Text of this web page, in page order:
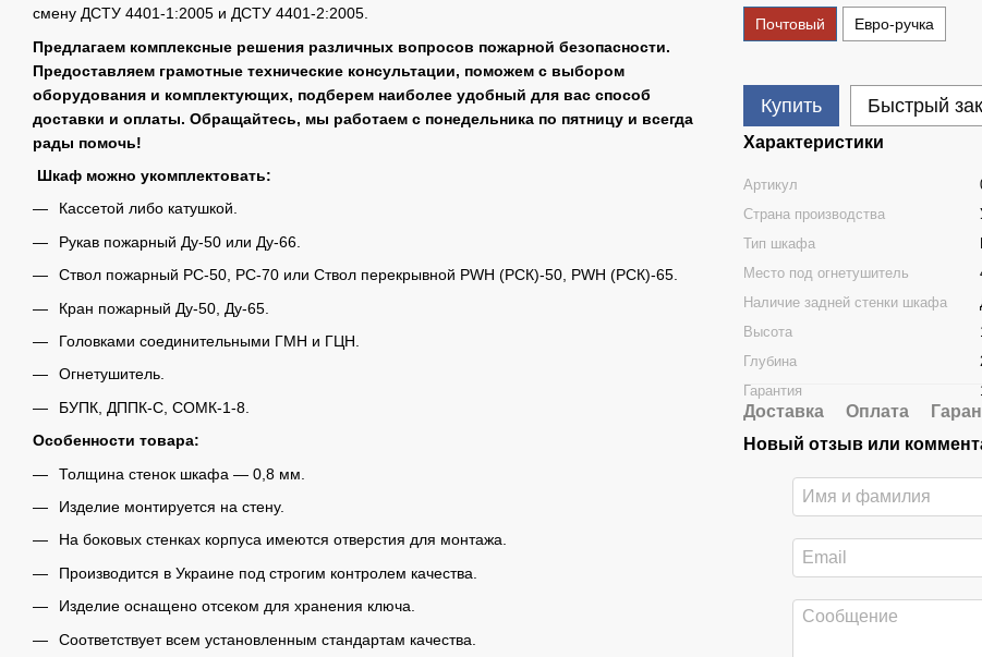
смену ДСТУ 4401-1:2005 и ДСТУ 4401-2:2005.
Предлагаем комплексные решения различных вопросов пожарной безопасности.
Предоставляем грамотные технические консультации, поможем с выбором
оборудования и комплектующих, подберем наиболее удобный для вас способ
доставки и оплаты. Обращайтесь, мы работаем с понедельника по пятницу и всегда
рады помочь!
Шкаф можно укомплектовать:
Кассетой либо катушкой.
Рукав пожарный Ду-50 или Ду-66.
Ствол пожарный РС-50, РС-70 или Ствол перекрывной PWH (РСК)-50, PWH (РСК)-65.
Кран пожарный Ду-50, Ду-65.
Головками соединительными ГМН и ГЦН.
Огнетушитель.
БУПК, ДППК-С, СОМК-1-8.
Особенности товара:
Толщина стенок шкафа ― 0,8 мм.
Изделие монтируется на стену.
На боковых стенках корпуса имеются отверстия для монтажа.
Производится в Украине под строгим контролем качества.
Изделие оснащено отсеком для хранения ключа.
Соответствует всем установленным стандартам качества.
Почтовый Евро-ручка
Купить Быстрый
Характеристики
Артикул
Страна производства
Тип шкафа
Место под огнетушитель
Наличие задней стенки шкафа
Высота
Глубина
Гарантия
Доставка Оплата
Новый отзыв или